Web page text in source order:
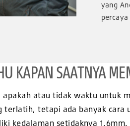
yang
KAPAN SAATNYA
atau tidak waktu untuk
terlatih, tetapi ada banyak
kedalaman setidaknya